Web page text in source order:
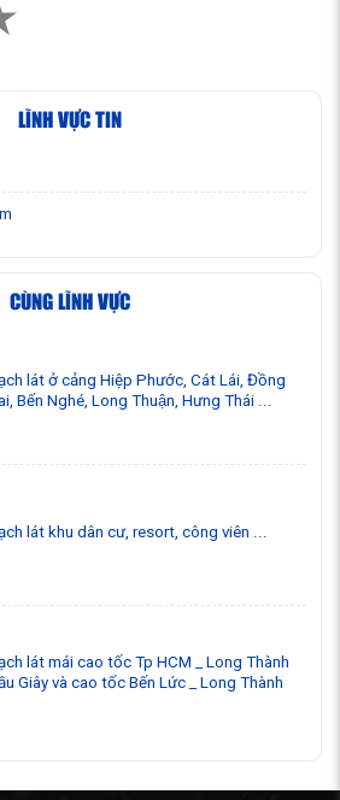
LĨNH VỰC TIN
CÙNG LĨNH VỰC
lát ở cảng Hiệp Phước, Cát Lái, Đồng
Bến Nghé, Long Thuận, Hưng Thái ...
lát khu dân cư, resort, công viên ...
lát mái cao tốc Tp HCM _ Long Thành
Giây và cao tốc Bến Lức _ Long Thành